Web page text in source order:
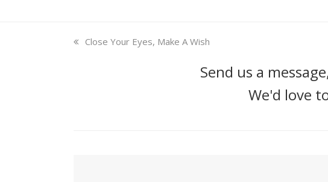
previous
Close Your Eyes, Make A Wish
Send us a
We'd love